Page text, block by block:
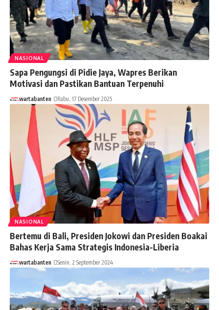
NASIONAL
Sapa Pengungsi di Pidie Jaya, Wapres Berikan
Motivasi dan Pastikan Bantuan Terpenuhi
wartabanten Rabu, 17 Desember 2025
NASIONAL
Bertemu di Bali, Presiden Jokowi dan Presiden Boakai
Bahas Kerja Sama Strategis Indonesia-Liberia
wartabanten Senin, 2 September 2024